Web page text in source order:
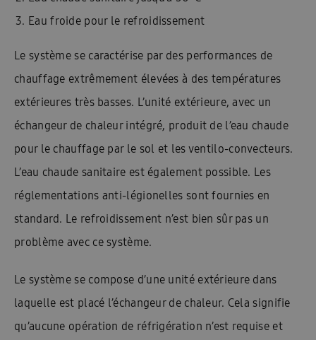
Eau froide pour le refroidissement
Le système se caractérise par des performances de
chauffage extrêmement élevées à des températures
extérieures très basses. L’unité extérieure, avec un
échangeur de chaleur intégré, produit de l’eau chaude
pour le chauffage par le sol et les ventilo-convecteurs.
L’eau chaude sanitaire est également possible. Les
réglementations anti-légionelles sont fournies en
standard. Le refroidissement n’est bien sûr pas un
problème avec ce système.
Le système se compose d’une unité extérieure dans
laquelle est placé l’échangeur de chaleur. Cela signifie
qu’aucune opération de réfrigération n’est requise et